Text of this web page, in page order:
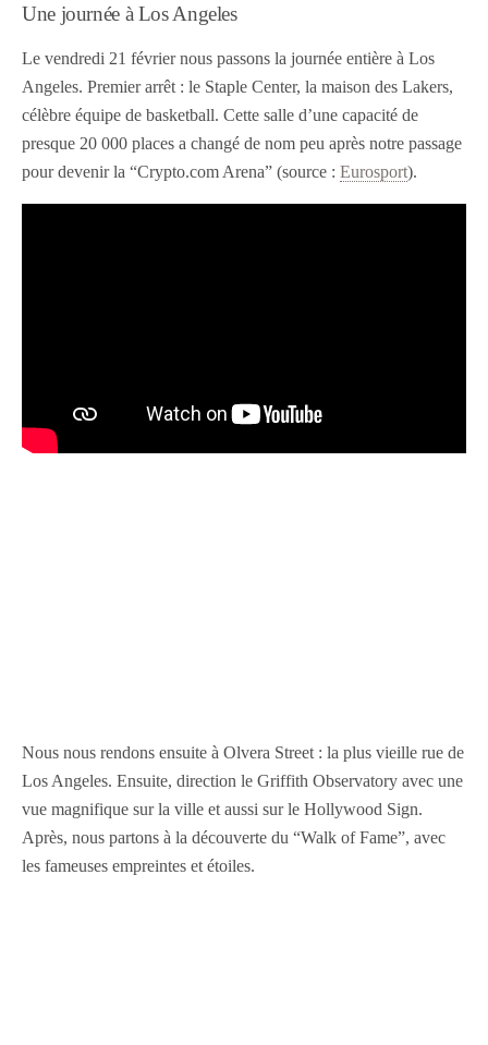
Une journée à Los Angeles
Le vendredi 21 février nous passons la journée entière à Los
Angeles. Premier arrêt : le Staple Center, la maison des Lakers,
célèbre équipe de basketball. Cette salle d’une capacité de
presque 20 000 places a changé de nom peu après notre passage
pour devenir la “Crypto.com Arena” (source : Eurosport).
Nous nous rendons ensuite à Olvera Street : la plus vieille rue de
Los Angeles. Ensuite, direction le Griffith Observatory avec une
vue magnifique sur la ville et aussi sur le Hollywood Sign.
Après, nous partons à la découverte du “Walk of Fame”, avec
les fameuses empreintes et étoiles.